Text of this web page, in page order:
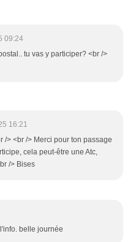
09:24
tu vas y participer? <br />
16:21
/> <br /> Merci pour ton passage
cela peut-être une Atc,
/> Bises
belle journée